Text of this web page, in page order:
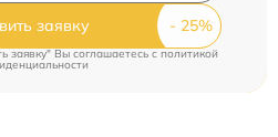
заявку
заявку" Вы соглашаетесь cполитикой